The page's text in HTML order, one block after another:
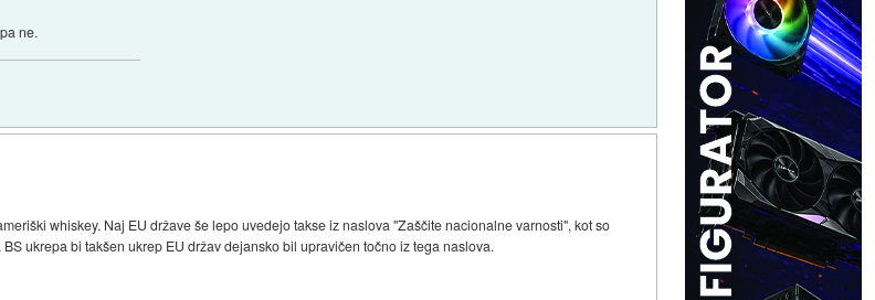
ne.
whiskey. Naj EU države še lepo uvedejo takse iz naslova "Zaščite nacionalne varnosti", kot so
ukrepa bi takšen ukrep EU držav dejansko bil upravičen točno iz tega naslova.